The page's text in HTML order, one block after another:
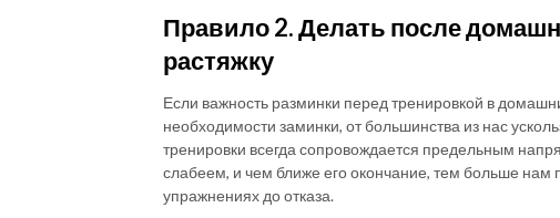
Правило 2.Делать после
растяжку
Если важность разминки перед тренировкой в
необходимости заминки, от большинства из нас
тренировки всегда сопровождается предельным
слабеем, и чем ближе его окончание, тем больше нам
упражнениях до отказа.